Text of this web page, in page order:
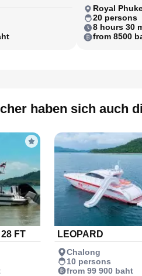
Royal
20 persons
8 hours 30
from 8500
haben sich auch
FT LEOPARD
Chalong
10 persons
from 99 900 baht